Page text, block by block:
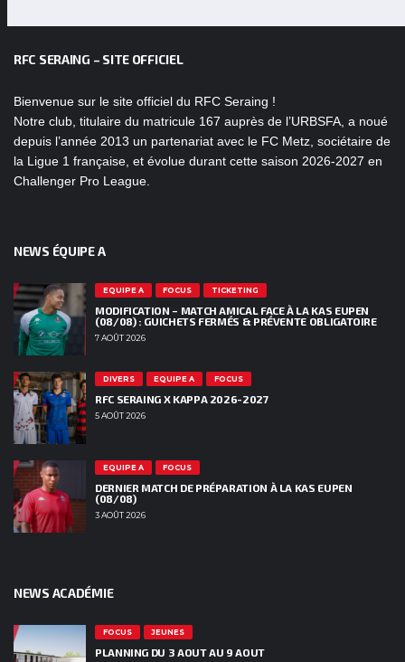
RFC SERAING – SITE OFFICIEL
Bienvenue sur le site officiel du RFC Seraing !
Notre club, titulaire du matricule 167 auprès de l’URBSFA, a noué
depuis l’année 2013 un partenariat avec le FC Metz, sociétaire de
la Ligue 1 française, et évolue durant cette saison 2026-2027 en
Challenger Pro League.
NEWS ÉQUIPE A
EQUIPE A FOCUS TICKETING
MODIFICATION – MATCH AMICAL FACE À LA KAS EUPEN
(08/08) : GUICHETS FERMÉS & PRÉVENTE OBLIGATOIRE
7 AOÛT 2026
DIVERS EQUIPE A FOCUS
RFC SERAING X KAPPA 2026-2027
5 AOÛT 2026
EQUIPE A FOCUS
DERNIER MATCH DE PRÉPARATION À LA KAS EUPEN
(08/08)
3 AOÛT 2026
NEWS ACADÉMIE
FOCUS JEUNES
PLANNING DU 3 AOUT AU 9 AOUT